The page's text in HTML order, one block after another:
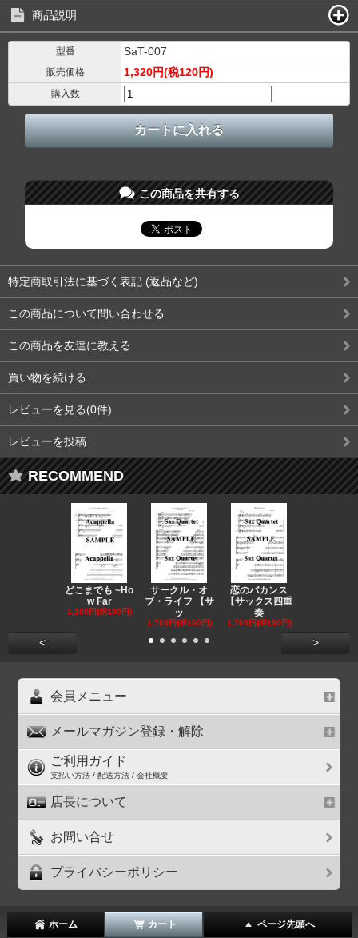
商品説明
型番 SaT-007
販売価格 1,320円(税120円)
購入数
この商品を共有する
特定商取引法に基づく表記 (返品など)
この商品について問い合わせる
この商品を友達に教える
買い物を続ける
レビューを見る(0件)
レビューを投稿
RECOMMEND
どこまでも ~Ho
w Far
1,100円(税100円)
サークル・オ
ブ・ライフ 【サ
ッ
1,760円(税160円)
恋のバカンス
【サックス四重
奏
1,760円(税160円)
< >
会員メニュー
メールマガジン登録・解除
ご利用ガイド
支払い方法 / 配送方法 / 会社概要
店長について
お問い合せ
プライバシーポリシー
ホーム カート ページ先頭へ